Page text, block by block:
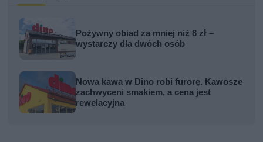
Pożywny obiad za mniej niż 8 zł –
wystarczy dla dwóch osób
Nowa kawa w Dino robi furorę. Kawosze
zachwyceni smakiem, a cena jest
rewelacyjna